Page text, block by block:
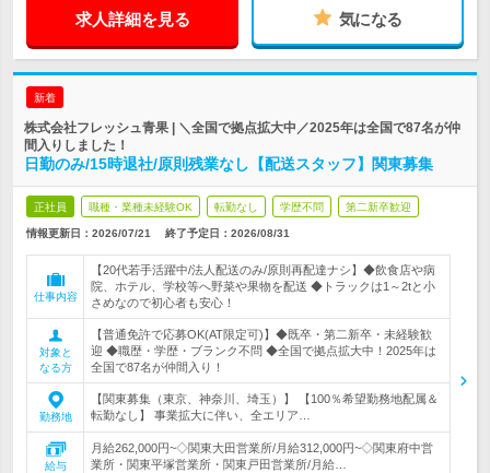
求人詳細を見る 気になる
新着
株式会社フレッシュ青果 | ＼全国で拠点拡大中／2025年は全国で87名が仲
間入りしました！
日勤のみ/15時退社/原則残業なし【配送スタッフ】関東募集
正社員 職種・業種未経験OK 転勤なし 学歴不問 第二新卒歓迎
情報更新日：2026/07/21 終了予定日： 2026/08/31
仕事内容
【20代若手活躍中/法人配送のみ/原則再配達ナシ】◆飲食店や病
院、ホテル、学校等へ野菜や果物を配送 ◆トラックは1～2tと小
さめなので初心者も安心！
対象と
なる方
【普通免許で応募OK(AT限定可)】◆既卒・第二新卒・未経験歓
迎 ◆職歴・学歴・ブランク不問 ◆全国で拠点拡大中！2025年は
全国で87名が仲間入り！
勤務地
【関東募集（東京、神奈川、埼玉）】 【100％希望勤務地配属＆
転勤なし】 事業拡大に伴い、全エリア…
給与
月給262,000円~◇関東大田営業所/月給312,000円~◇関東府中営
業所・関東平塚営業所・関東戸田営業所/月給…